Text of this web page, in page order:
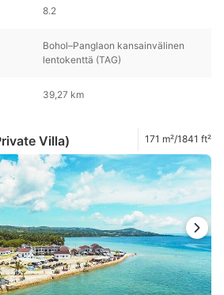
8.2
Bohol–Panglaon kansainvälinen
lentokenttä (TAG)
39,27 km
Villa) 171 m²/1841 ft²